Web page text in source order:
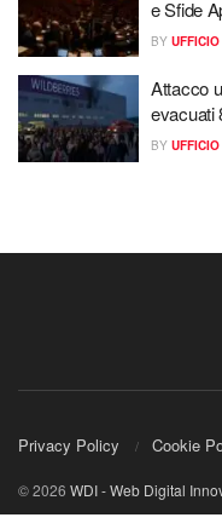
e Sfide
BY
Attacco
evacuati
BY
Privacy Policy Cookie
© 2026 WDI - Web Digital